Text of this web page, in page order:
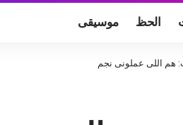
الحظ موسيقى
هم اللى عملونى نجم